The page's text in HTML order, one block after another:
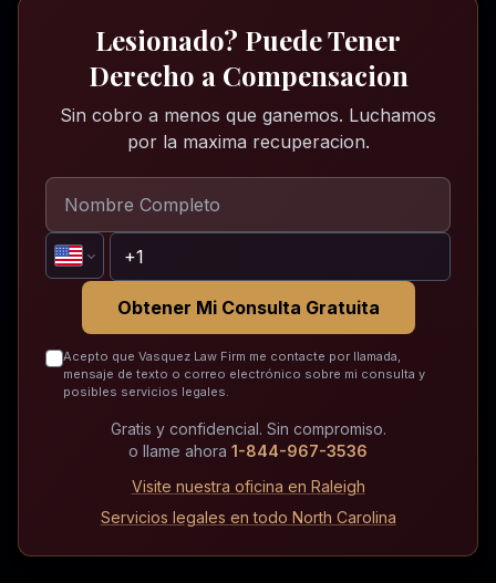
Lesionado? Puede Tener
Derecho a Compensacion
Sin cobro a menos que ganemos. Luchamos
por la maxima recuperacion.
Obtener Mi Consulta Gratuita
Acepto que Vasquez Law Firm me contacte por llamada,
mensaje de texto o correo electrónico sobre mi consulta y
posibles servicios legales.
Gratis y confidencial. Sin compromiso.
o llame ahora 1-844-967-3536
Visite nuestra oficina en Raleigh
Servicios legales en todo North Carolina